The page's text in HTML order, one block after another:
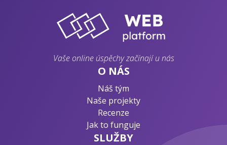
Vaše online úspěchy začínají u nás
O NÁS
Náš tým
Naše projekty
Recenze
Jak to funguje
SLUŽBY